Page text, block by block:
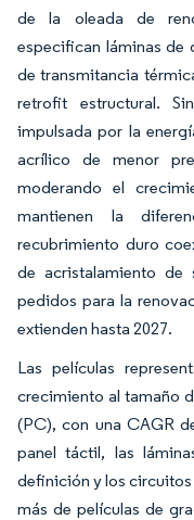
de la oleada de
especifican láminas de
de transmitancia
retrofit estructural.
impulsada por la
acrílico de menor
moderando el
mantienen la
recubrimiento duro
de acristalamiento de
pedidos para la
extienden hasta 2027.
Las películas
crecimiento al tamaño
(PC), con una CAGR
panel táctil, las
definición y los
más de películas de